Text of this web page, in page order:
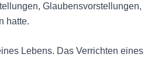
Glaubensvorstellungen,
hatte.
Lebens. Das Verrichten eines